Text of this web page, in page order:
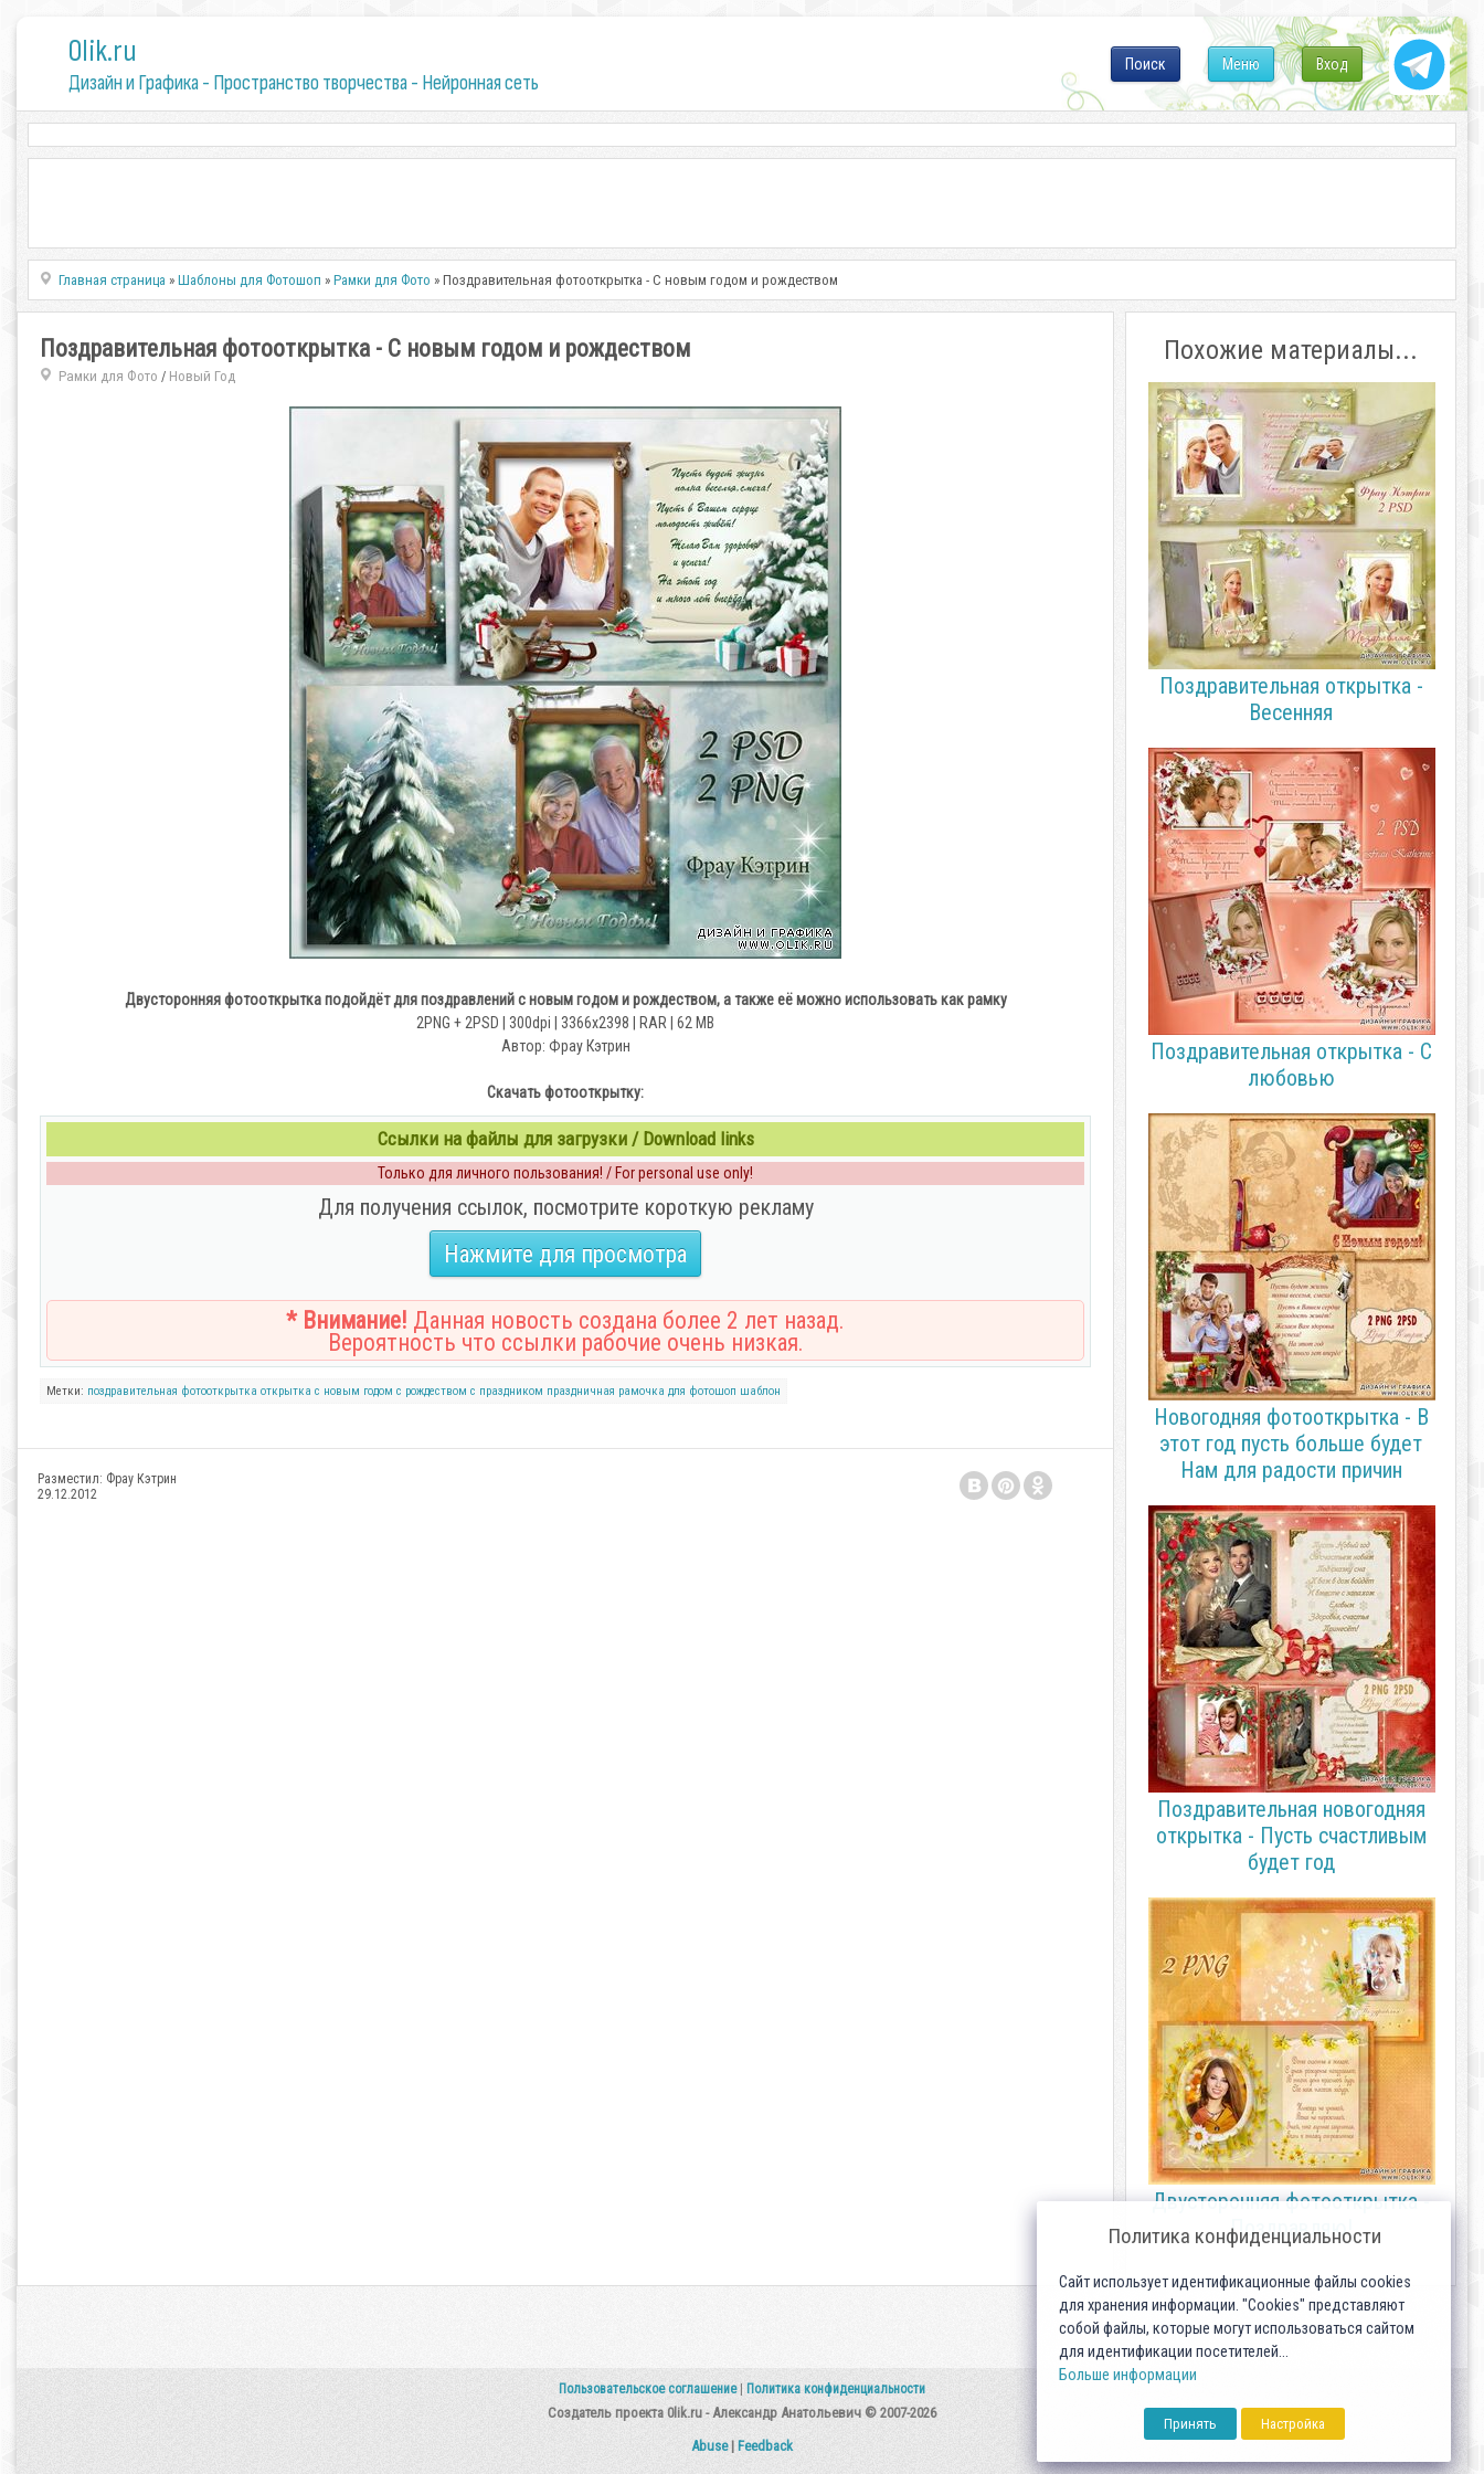
0lik.ru
Дизайн и Графика - Пространство творчества - Нейронная сеть
Вход
Меню
Поиск
Главная страница »Шаблоны для Фотошоп »Рамки для Фото » Поздравительная фотооткрытка - С новым годом и рождеством
Поздравительная фотооткрытка - С новым годом и рождеством
Рамки для Фото / Новый Год
Двусторонняя фотооткрытка подойдёт для поздравлений с новым годом и рождеством, а также её можно использовать как рамку
2PNG + 2PSD | 300dpi | 3366x2398 | RAR | 62 MB
Автор: Фрау Кэтрин
Скачать фотооткрытку:
Ссылки на файлы для загрузки / Download links
Только для личного пользования! / For personal use only!
Для получения ссылок, посмотрите короткую рекламу
Нажмите для просмотра
* Внимание! Данная новость создана более 2 лет назад.
Вероятность что ссылки рабочие очень низкая.
Метки: поздравительная фотооткрытка открытка с новым годом с рождеством с праздником праздничная рамочка для фотошоп шаблон
Разместил: Фрау Кэтрин
29.12.2012
Похожие материалы...
Поздравительная открытка -
Весенняя
Поздравительная открытка - С
любовью
Новогодняя фотооткрытка - В
этот год пусть больше будет
Нам для радости причин
Поздравительная новогодняя
открытка - Пусть счастливым
будет год
Двусторонняя фотооткрытка -
Поздравляю!
Пользовательское соглашение Политика конфиденциальности
Создатель проекта 0lik.ru - Александр Анатольевич © 2007-2026
Abuse| Feedback
Политика конфиденциальности
Сайт использует идентификационные файлы cookies
для хранения информации. "Cookies" представляют
собой файлы, которые могут использоваться сайтом
для идентификации посетителей...
Больше информации
Принять Настройка